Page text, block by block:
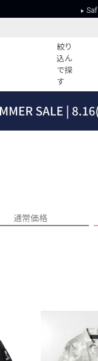
絞り
込ん
で探
す
デ TOP20
ンキング
すめアイテム
ム TOP 15
通常価格